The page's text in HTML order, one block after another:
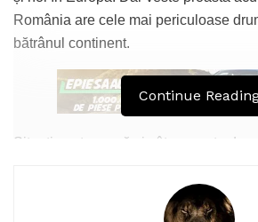
România are cele mai periculoase
bătrânul continent.
Situația este gravă și cât se poate de
accidente rutiere grave și în jur de
rutiere ușoare. Față de anul 2009 se
Continue